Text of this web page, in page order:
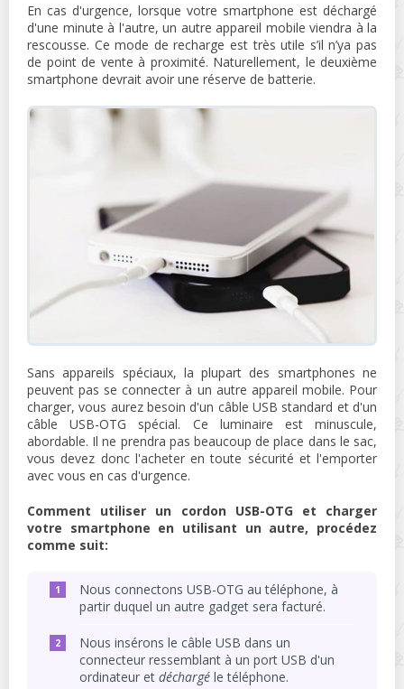
En cas d'urgence, lorsque votre smartphone est déchargé
d'une minute à l'autre, un autre appareil mobile viendra à la
rescousse. Ce mode de recharge est très utile s’il n’ya pas
de point de vente à proximité. Naturellement, le deuxième
smartphone devrait avoir une réserve de batterie.
Sans appareils spéciaux, la plupart des smartphones ne
peuvent pas se connecter à un autre appareil mobile. Pour
charger, vous aurez besoin d'un câble USB standard et d'un
câble USB-OTG spécial. Ce luminaire est minuscule,
abordable. Il ne prendra pas beaucoup de place dans le sac,
vous devez donc l'acheter en toute sécurité et l'emporter
avec vous en cas d'urgence.
Comment utiliser un cordon USB-OTG et charger
votre smartphone en utilisant un autre, procédez
comme suit:
Nous connectons USB-OTG au téléphone, à
partir duquel un autre gadget sera facturé.
Nous insérons le câble USB dans un
connecteur ressemblant à un port USB d'un
ordinateur et déchargé le téléphone.